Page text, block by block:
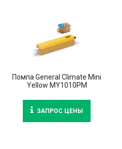
Помпа General Climate Mini
Yellow MY1010PM
ЗАПРОС ЦЕНЫ